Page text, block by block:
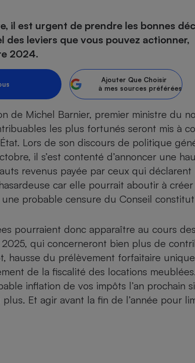
il est urgent de prendre les bonnes
des leviers que vous pouvez actionner,
2024.
Ajouter Que Choisir
à mes sources préférées
de Michel Barnier, premier ministre du
les plus fortunés seront mis à
Lors de son discours de politique
il s’est contenté d’annoncer une
revenus payée par ceux qui déclarent
car elle pourrait aboutir à
probable censure du Conseil
pourraient donc apparaître au cours
qui concerneront bien plus de
, hausse du prélèvement forfaitaire unique
de la fiscalité des locations meublées
inflation de vos impôts l’an prochain
Et agir avant la fin de l’année pour
Champagne - Comment choisir une
bouteille de champagne
emprunteur Assurance vie
Banque en ligne
- Ustensile
Lave-linge Lave-vaisselle
induction
Téléviseur Ordinateur portable
mobile -
Appareil photo
numérique
Matelas Poêle à granulés
électrique Électricité - Gaz
Mutuelle Aide auditive
Crème solaire